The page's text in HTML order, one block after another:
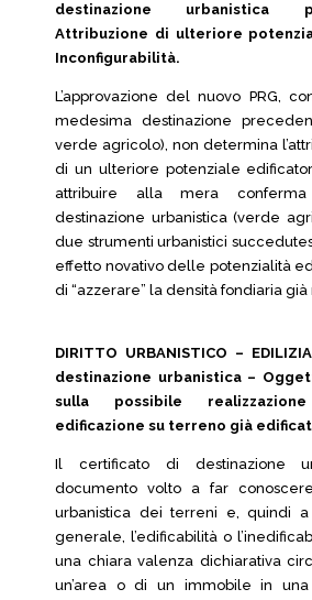
destinazione urbanistica
Attribuzione di ulteriore
Inconfigurabilità.
L’approvazione del nuovo PRG,
medesima destinazione
verde agricolo), non determina
di un ulteriore potenziale
attribuire alla mera
destinazione urbanistica (verde
due strumenti urbanistici
effetto novativo delle potenzialità
di “azzerare” la densità fondiaria già
DIRITTO URBANISTICO –
destinazione urbanistica –
sulla possibile
edificazione su terreno già
Il certificato di destinazione
documento volto a far
urbanistica dei terreni e, quindi
generale, l’edificabilità o
una chiara valenza dichiarativa
un’area o di un immobile in una